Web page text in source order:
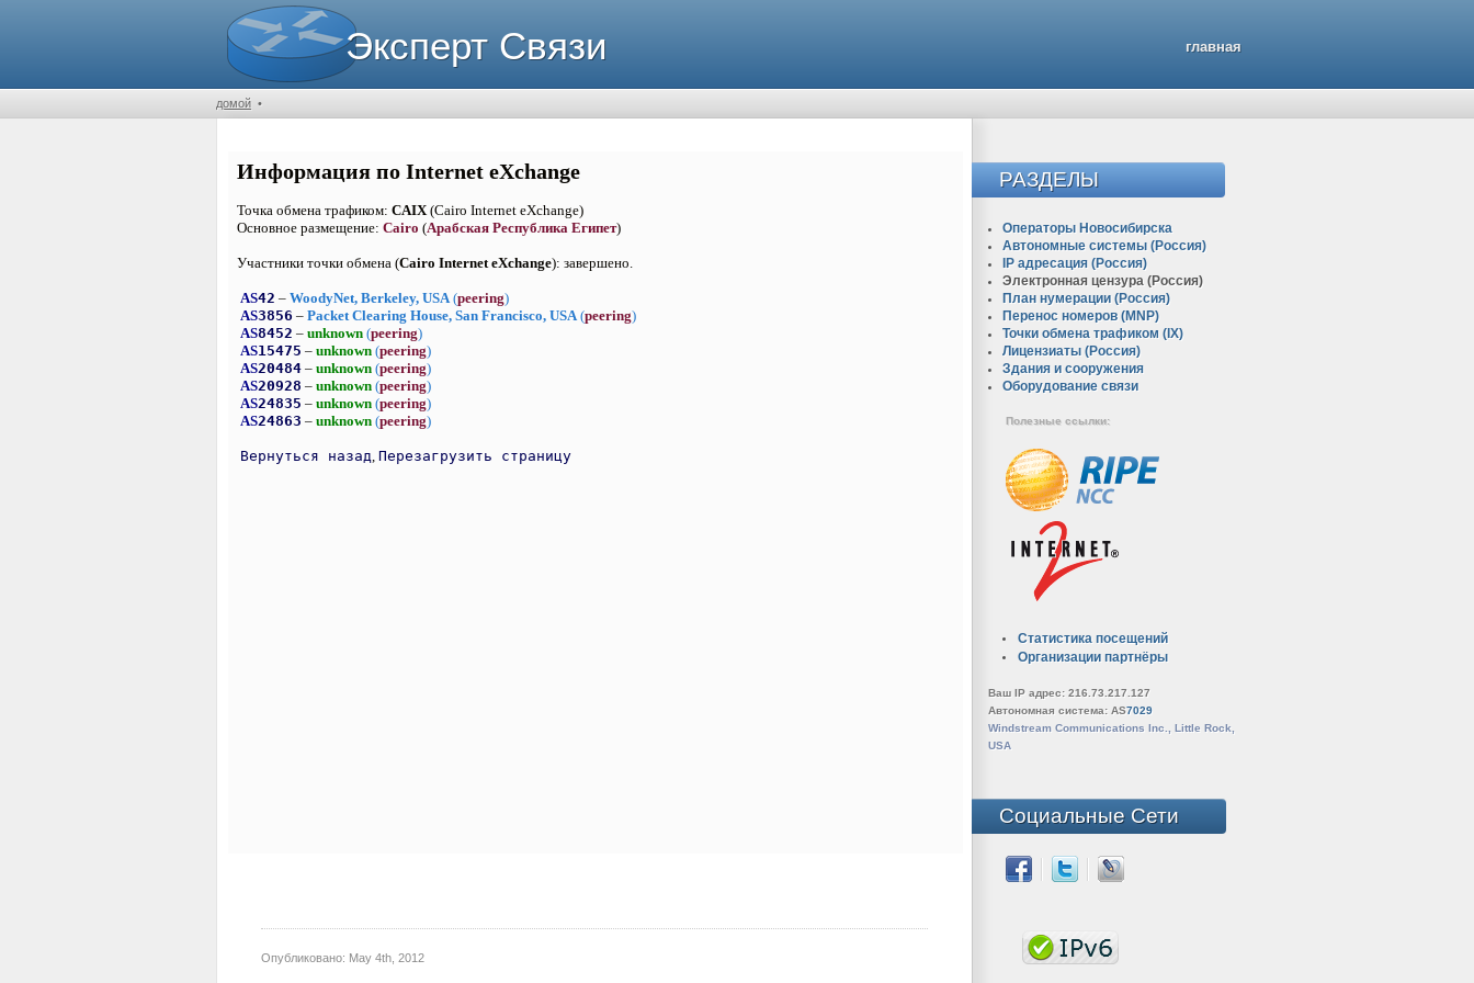
Эксперт Связи главная
домой •
Опубликовано: May 4th, 2012
РАЗДЕЛЫ
Операторы Новосибирска
Автономные системы (Россия)
IP адресация (Россия)
Электронная цензура (Россия)
План нумерации (Россия)
Перенос номеров (MNP)
Точки обмена трафиком (IX)
Лицензиаты (Россия)
Здания и сооружения
Оборудование связи
Полезные ссылки:
Статистика посещений
Организации партнёры
Ваш IP адрес: 216.73.217.127
Автономная система: AS7029
Windstream Communications Inc., Little Rock,
USA
Социальные Сети